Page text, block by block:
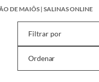
DE MAIÔS | SALINAS ONLINE
Filtrar por